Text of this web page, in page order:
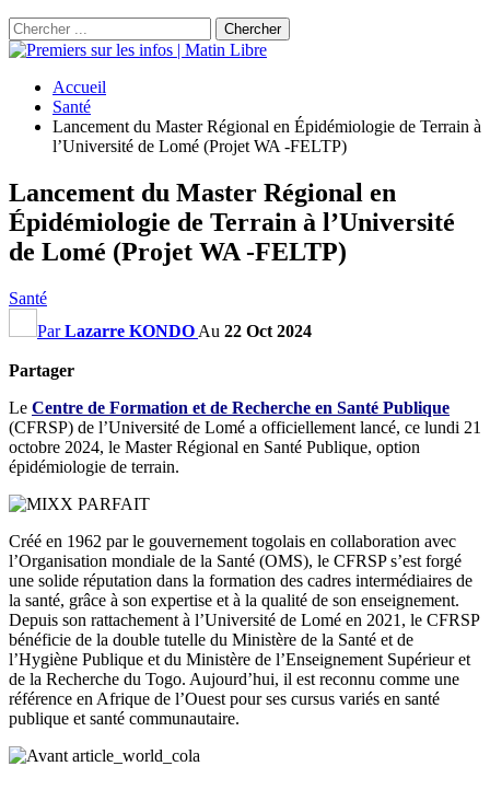
Accueil
Santé
Lancement du Master Régional en Épidémiologie de Terrain à
l’Université de Lomé (Projet WA -FELTP)
Lancement du Master Régional en
Épidémiologie de Terrain à l’Université
de Lomé (Projet WA -FELTP)
Santé
ParLazarre KONDO Au 22 Oct 2024
Partager
Le Centre de Formation et de Recherche en Santé Publique
(CFRSP) de l’Université de Lomé a officiellement lancé, ce lundi 21
octobre 2024, le Master Régional en Santé Publique, option
épidémiologie de terrain.
Créé en 1962 par le gouvernement togolais en collaboration avec
l’Organisation mondiale de la Santé (OMS), le CFRSP s’est forgé
une solide réputation dans la formation des cadres intermédiaires de
la santé, grâce à son expertise et à la qualité de son enseignement.
Depuis son rattachement à l’Université de Lomé en 2021, le CFRSP
bénéficie de la double tutelle du Ministère de la Santé et de
l’Hygiène Publique et du Ministère de l’Enseignement Supérieur et
de la Recherche du Togo. Aujourd’hui, il est reconnu comme une
référence en Afrique de l’Ouest pour ses cursus variés en santé
publique et santé communautaire.